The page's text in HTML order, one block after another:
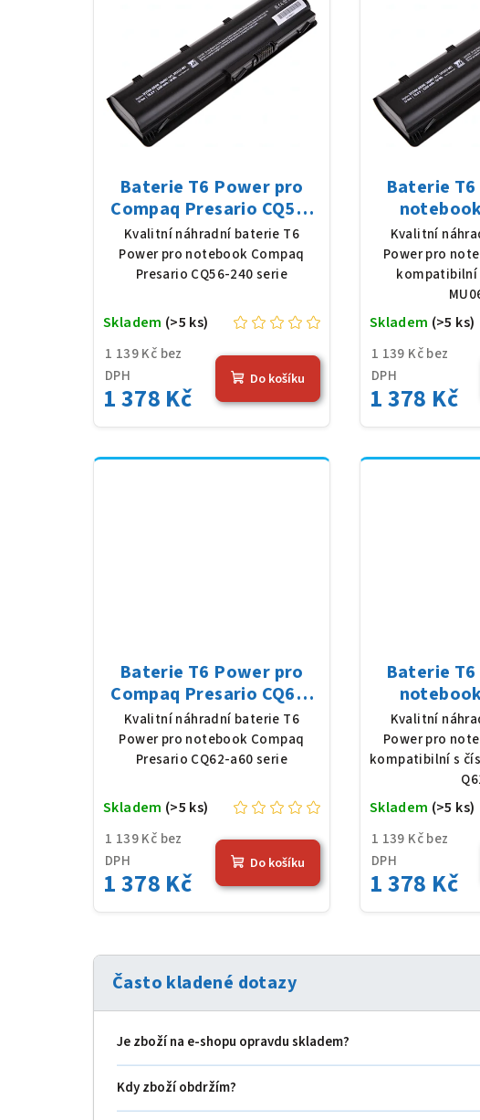
Baterie T6 Power pro
Compaq Presario CQ56-
240 serie, Li-Ion, 10,8 V,
5200 mAh (56 Wh), černá
Kvalitní náhradní baterie T6
Power pro notebook Compaq
Presario CQ56-240 serie
1 139 Kč bez
DPH
1 378 Kč
Skladem (>5 ks)
Do košíku
Baterie
MU06062,
5200 mAh
Kvalitní
Power pro
kompatibilní
1 139 Kč bez
DPH
1 378 Kč
Skladem (>5 ks)
Baterie T6 Power pro
Compaq Presario CQ62-
a60 serie, Li-Ion, 10,8 V,
5200 mAh (56 Wh), černá
Kvalitní náhradní baterie T6
Power pro notebook Compaq
Presario CQ62-a60 serie
1 139 Kč bez
DPH
1 378 Kč
Skladem (>5 ks)
Do košíku
Baterie
HSTNN-
10,8 V, 5200
Kvalitní
Power pro
kompatibilní s
1 139 Kč bez
DPH
1 378 Kč
Skladem (>5 ks)
Často kladené dotazy
Je zboží na e‑shopu opravdu skladem?
Kdy zboží obdržím?